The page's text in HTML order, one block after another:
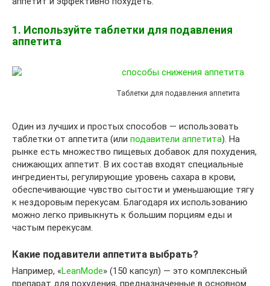
1. Используйте таблетки для подавления
аппетита
Таблетки для подавления аппетита
Один из лучших и простых способов — использовать
таблетки от аппетита (или подавители аппетита). На
рынке есть множество пищевых добавок для похудения,
снижающих аппетит. В их состав входят специальные
ингредиенты, регулирующие уровень сахара в крови,
обеспечивающие чувство сытости и уменьшающие тягу
к нездоровым перекусам. Благодаря их использованию
можно легко привыкнуть к большим порциям еды и
частым перекусам.
Какие подавители аппетита выбрать?
Например, «LeanMode» (150 капсул) — это комплексный
препарат для похудения, предназначенные в основном